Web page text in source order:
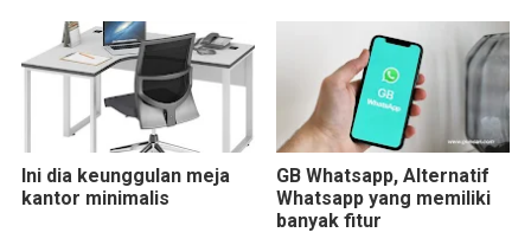
Ini dia keunggulan meja
kantor minimalis
GB Whatsapp, Alternatif
Whatsapp yang memiliki
banyak fitur